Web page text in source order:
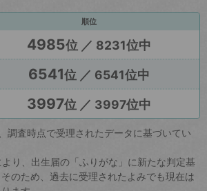
順位
4985位 ／ 8231位中
6541位 ／ 6541位中
3997位 ／ 3997位中
調査時点で受理されたデータに基づいてい
り、出生届の「ふりがな」に新たな判定基
のため、過去に受理されたよみでも現在は